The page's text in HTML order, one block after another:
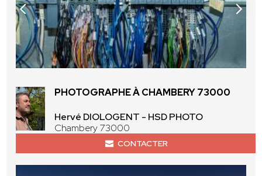
PHOTOGRAPHE À CHAMBERY 73000
Hervé DIOLOGENT - HSD PHOTO
Chambery 73000
CONTACTER